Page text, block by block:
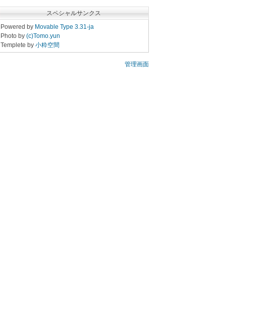
スペシャルサンクス
Powered by Movable Type 3.31-ja
Photo by (c)Tomo.yun
Templete by 小粋空間
管理画面